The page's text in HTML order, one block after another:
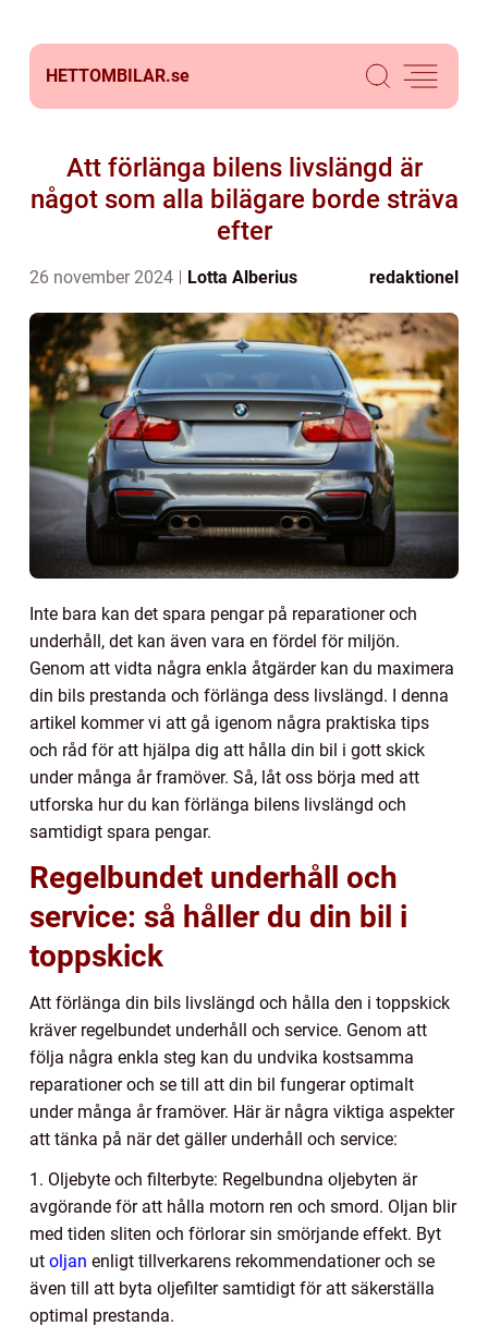
HETTOMBILAR.se
Att förlänga bilens livslängd är
något som alla bilägare borde sträva
efter
26 november 2024 Lotta Alberius redaktionel
Inte bara kan det spara pengar på reparationer och
underhåll, det kan även vara en fördel för miljön.
Genom att vidta några enkla åtgärder kan du maximera
din bils prestanda och förlänga dess livslängd. I denna
artikel kommer vi att gå igenom några praktiska tips
och råd för att hjälpa dig att hålla din bil i gott skick
under många år framöver. Så, låt oss börja med att
utforska hur du kan förlänga bilens livslängd och
samtidigt spara pengar.
Regelbundet underhåll och
service: så håller du din bil i
toppskick
Att förlänga din bils livslängd och hålla den i toppskick
kräver regelbundet underhåll och service. Genom att
följa några enkla steg kan du undvika kostsamma
reparationer och se till att din bil fungerar optimalt
under många år framöver. Här är några viktiga aspekter
att tänka på när det gäller underhåll och service:
1. Oljebyte och filterbyte: Regelbundna oljebyten är
avgörande för att hålla motorn ren och smord. Oljan blir
med tiden sliten och förlorar sin smörjande effekt. Byt
ut oljan enligt tillverkarens rekommendationer och se
även till att byta oljefilter samtidigt för att säkerställa
optimal prestanda.